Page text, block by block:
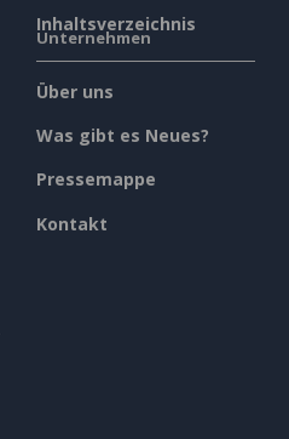
Inhaltsverzeichnis
Unternehmen
Über uns
Was gibt es Neues?
Pressemappe
Kontakt